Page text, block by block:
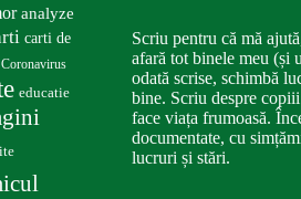
analyze
carti de
Coronavirus
educatie
Scriu pentru că mă
afară tot binele meu (și
odată scrise, schimbă
bine. Scriu despre
face viața frumoasă.
documentate, cu
lucruri și stări.